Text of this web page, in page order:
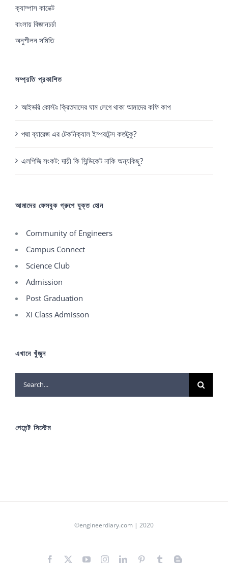
ক্যাম্পাস কানেক্ট
বাংলায় বিজ্ঞানচর্চা
অনুশীলন সমিতি
সম্প্রতি প্রকাশিত
আইভরি কোস্টঃ ক্রিতদাসের ঘাম লেগে থাকা আমাদের কফি কাপ
পদ্মা ব্যারেজ এর টেকনিক্যাল ইম্পরটেন্স কতটুকু?
এলপিজি সংকট: দায়ী কি সিন্ডিকেট নাকি অন্যকিছু?
আমাদের ফেসবুক গ্রুপে যুক্ত হোন
Community of Engineers
Campus Connect
Science Club
Admission
Post Graduation
XI Class Admisson
এখানে খুঁজুন
Search
for:
পেমেন্ট সিস্টেম
©engineerdiary.com | 2020
Facebook YouTubeInstagramLinkedInPinterestTumblrBlogger